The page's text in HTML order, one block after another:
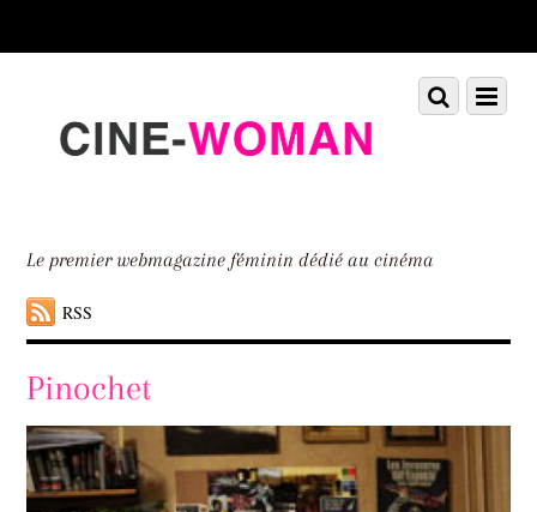
down
Le premier webmagazine féminin dédié au cinéma
RSS
Menu
Scroll
down
Pinochet